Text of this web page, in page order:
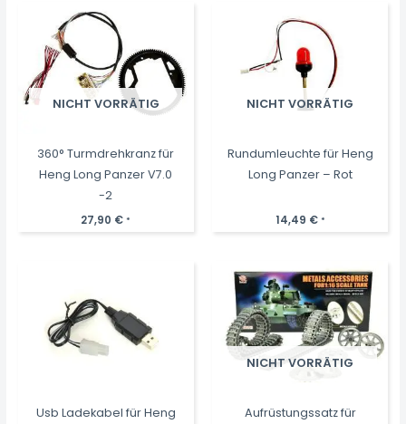
NICHT VORRÄTIG
360° Turmdrehkranz für
Heng Long Panzer V7.0
-2
27,90 € *
NICHT VORRÄTIG
Rundumleuchte für Heng
Long Panzer – Rot
14,49 € *
Usb Ladekabel für Heng
NICHT VORRÄTIG
Aufrüstungssatz für